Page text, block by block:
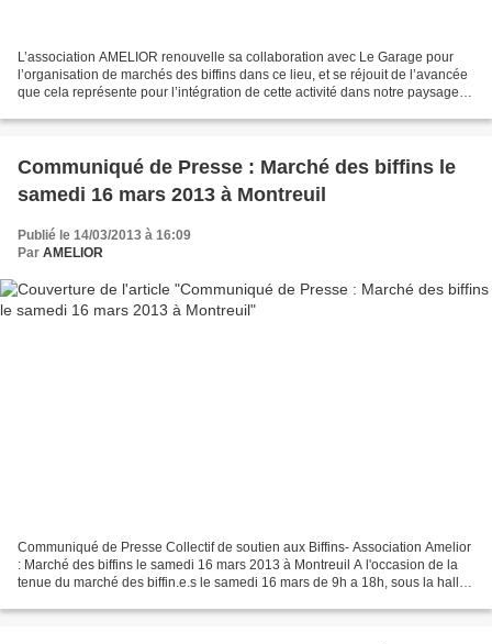
L’association AMELIOR renouvelle sa collaboration avec Le Garage pour
l’organisation de marchés des biffins dans ce lieu, et se réjouit de l’avancée
que cela représente pour l’intégration de cette activité dans notre paysage
Communiqué de Presse : Marché des biffins le
samedi 16 mars 2013 à Montreuil
Publié le 14/03/2013 à 16:09
Par AMELIOR
Communiqué de Presse Collectif de soutien aux Biffins- Association Amelior
: Marché des biffins le samedi 16 mars 2013 à Montreuil A l'occasion de la
tenue du marché des biffin.e.s le samedi 16 mars de 9h a 18h, sous la halle